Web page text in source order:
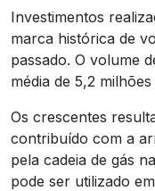
Investimentos
marca histórica de
passado. O volume
média de 5,2
Os crescentes
contribuído com a
pela cadeia de gás
pode ser utilizado